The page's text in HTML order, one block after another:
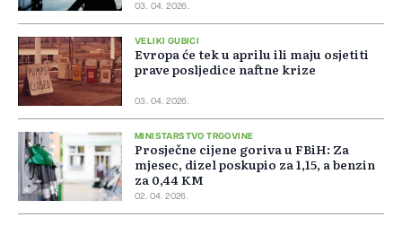
03. 04. 2026.
VELIKI GUBICI
Evropa će tek u aprilu ili maju osjetiti
prave posljedice naftne krize
03. 04. 2026.
MINISTARSTVO TRGOVINE
Prosječne cijene goriva u FBiH: Za
mjesec, dizel poskupio za 1,15, a benzin
za 0,44 KM
02. 04. 2026.